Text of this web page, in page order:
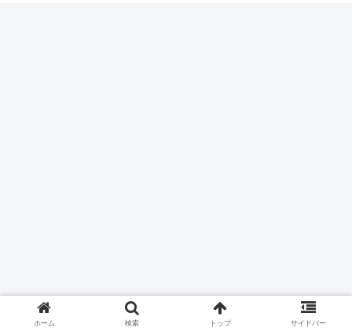
ホーム 検索 トップ サイドバー